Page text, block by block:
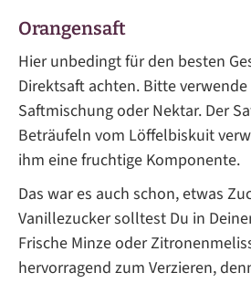
Orangensaft
Hier unbedingt für den besten
Direktsaft achten. Bitte
Saftmischung oder Nektar. Der
Beträufeln vom Löffelbiskuit
ihm eine fruchtige Komponente.
Das war es auch schon, etwas
Vanillezucker solltest Du in
Frische Minze oder
hervorragend zum Verzieren,